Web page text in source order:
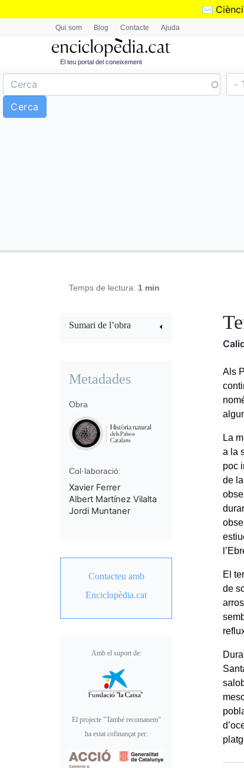
✉️
Qui som Blog Contacte Ajuda
El teu portal del coneixement
Temps de lectura: 1 min
Als
La
a la
poc
de
El
de
Sumari de l’obra
Metadades
Obra
Col·laboració:
Xavier Ferrer
Albert Martínez Vilalta
Jordi Muntaner
Contacteu amb
Enciclopèdia.cat
Amb el suport de:
El projecte "També recomanem"
ha estat cofinançat per: